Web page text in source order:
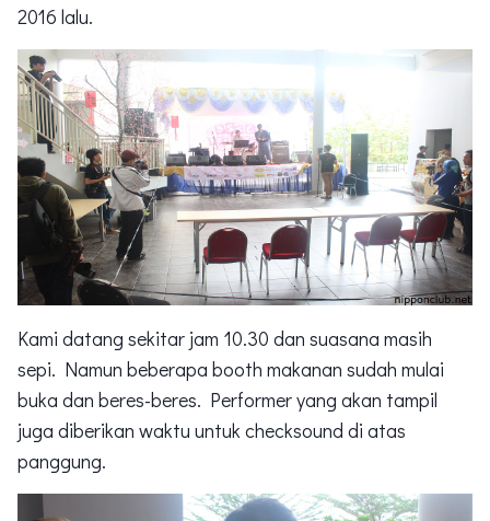
2016 lalu.
Kami datang sekitar jam 10.30 dan suasana masih
sepi. Namun beberapa booth makanan sudah mulai
buka dan beres-beres. Performer yang akan tampil
juga diberikan waktu untuk checksound di atas
panggung.